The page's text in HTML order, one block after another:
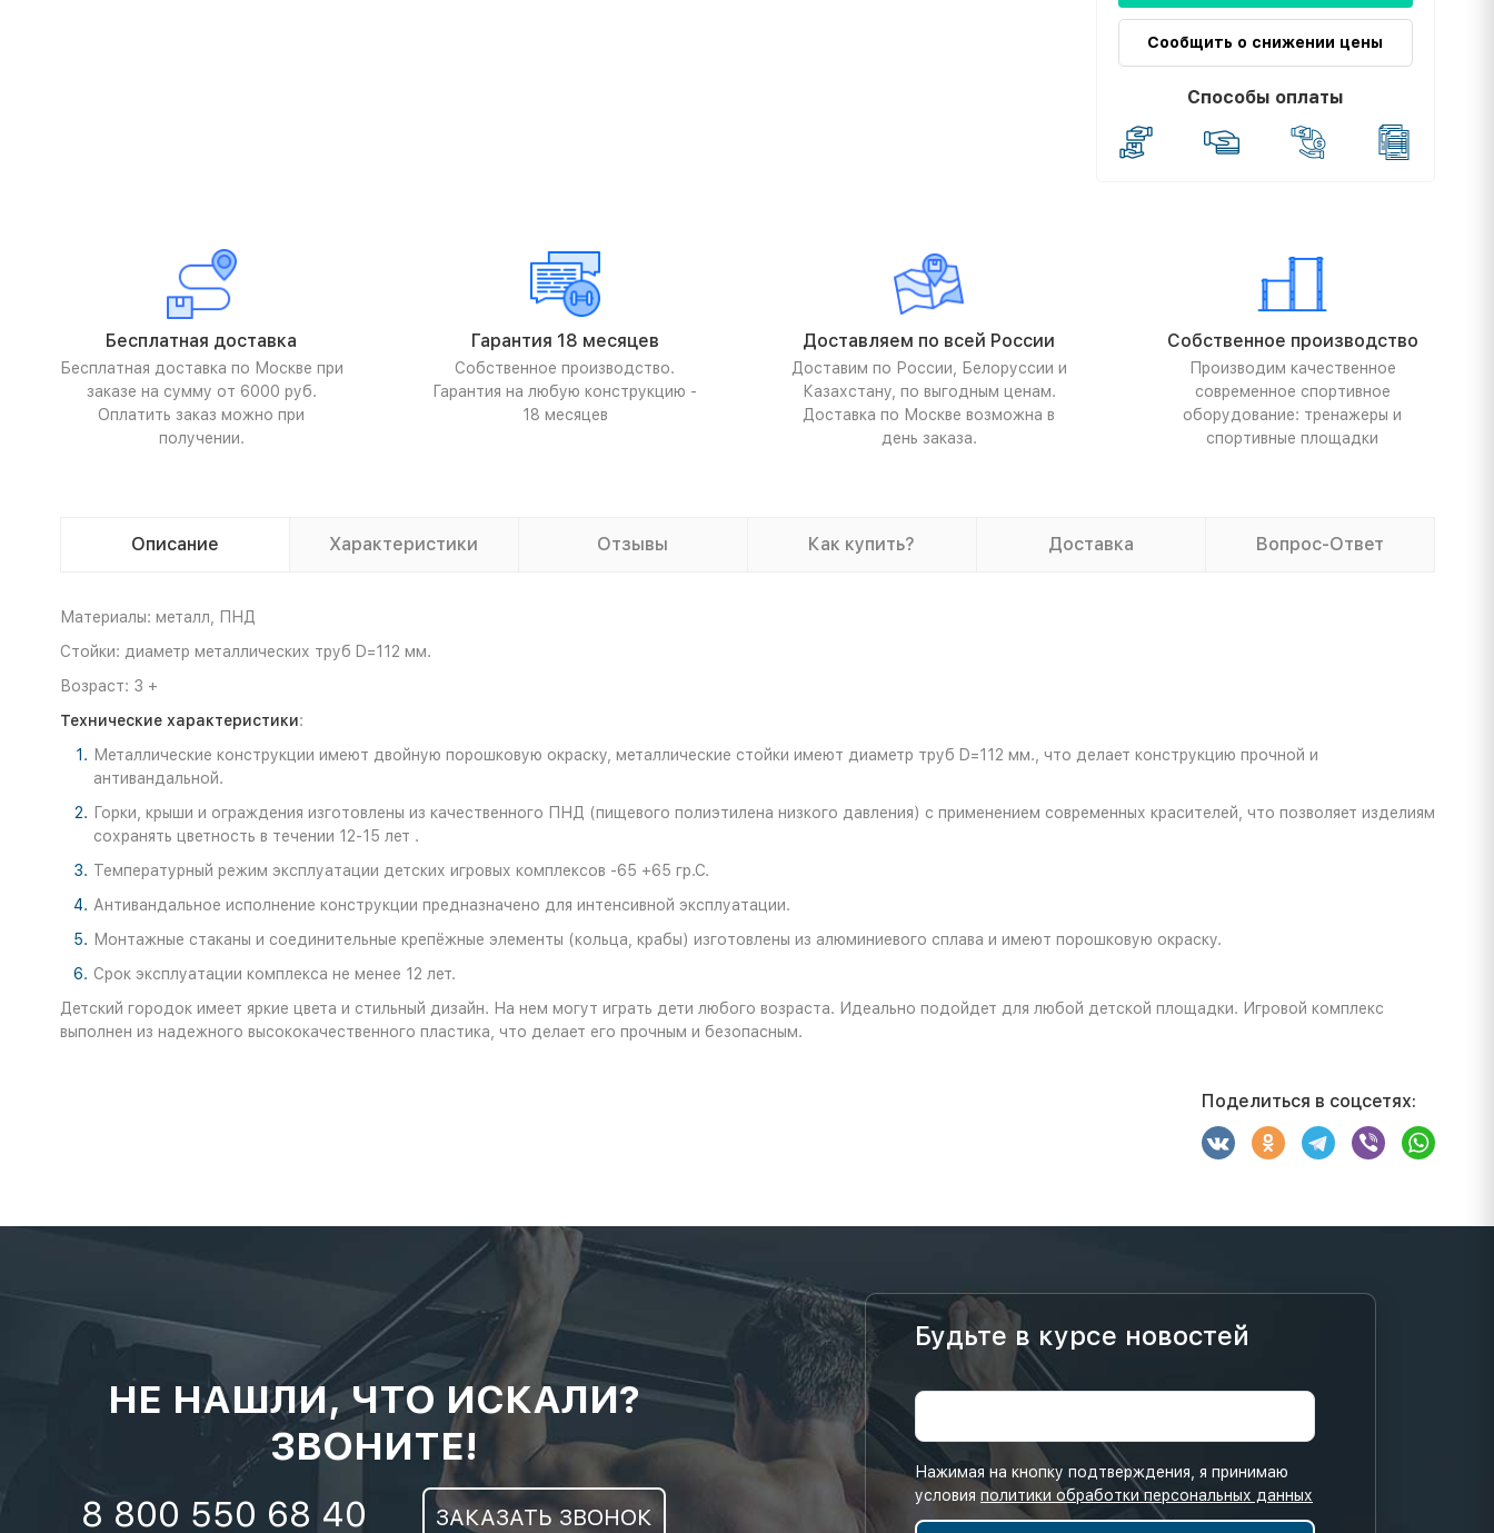
Сообщить о снижении цены
Способы оплаты
Бесплатная доставка
Бесплатная доставка по Москве при
заказе на сумму от 6000 руб.
Оплатить заказ можно при
получении.
Гарантия 18 месяцев
Собственное производство.
Гарантия на любую конструкцию -
18 месяцев
Доставляем по всей России
Доставим по России, Белоруссии и
Казахстану, по выгодным ценам.
Доставка по Москве возможна в
день заказа.
Собственное производство
Производим качественное
современное спортивное
оборудование: тренажеры и
спортивные площадки
Описание Характеристики Отзывы Как купить? Доставка Вопрос-Ответ
Материалы: металл, ПНД
Стойки: диаметр металлических труб D=112 мм.
Возраст: 3 +
Технические характеристики:
Металлические конструкции имеют двойную порошковую окраску, металлические стойки имеют диаметр труб D=112 мм., что делает конструкцию прочной и
антивандальной.
Горки, крыши и ограждения изготовлены из качественного ПНД (пищевого полиэтилена низкого давления) с применением современных красителей, что позволяет изделиям
сохранять цветность в течении 12-15 лет .
Температурный режим эксплуатации детских игровых комплексов -65 +65 гр.С.
Антивандальное исполнение конструкции предназначено для интенсивной эксплуатации.
Монтажные стаканы и соединительные крепёжные элементы (кольца, крабы) изготовлены из алюминиевого сплава и имеют порошковую окраску.
Срок эксплуатации комплекса не менее 12 лет.
Детский городок имеет яркие цвета и стильный дизайн. На нем могут играть дети любого возраста. Идеально подойдет для любой детской площадки. Игровой комплекс
выполнен из надежного высококачественного пластика, что делает его прочным и безопасным.
Поделиться в соцсетях:
НЕ НАШЛИ, ЧТО ИСКАЛИ?
ЗВОНИТЕ!
8 800 550 68 40 ЗАКАЗАТЬ ЗВОНОК
Будьте в курсе новостей
Нажимая на кнопку подтверждения, я принимаю
условия политики обработки персональных данных